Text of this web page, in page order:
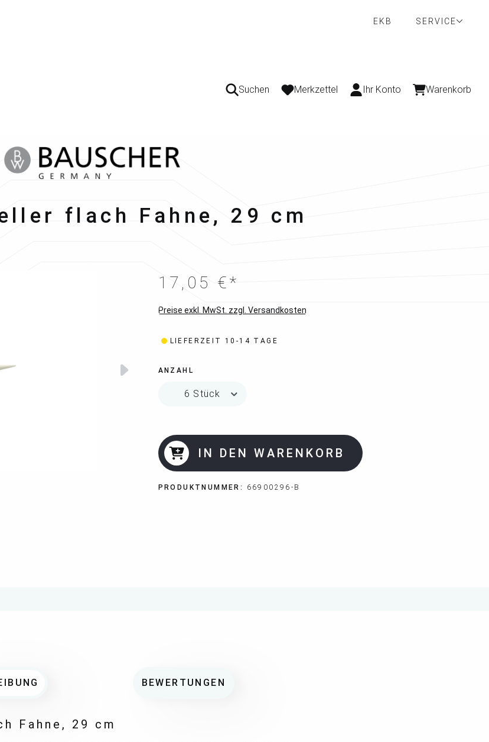
EKB
SERVICE
Suchen Merkzettel Ihr Konto Warenkorb
flach Fahne, 29 cm
17,05 €*
Preise exkl. MwSt. zzgl. Versandkosten
LIEFERZEIT 10-14 TAGE
ANZAHL
IN DEN WARENKORB
PRODUKTNUMMER: 66900296-B
BEWERTUNGEN
Fahne, 29 cm